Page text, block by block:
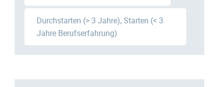
Durchstarten (> 3 Jahre), Starten (< 3
Jahre Berufserfahrung)